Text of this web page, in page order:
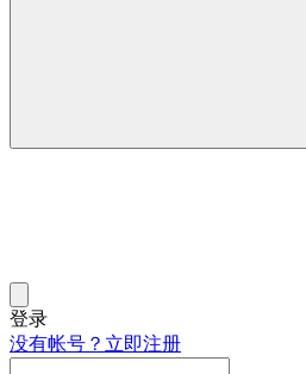
登录
没有帐号？立即注册